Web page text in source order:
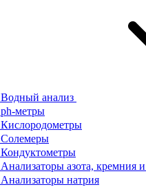
Водный анализ
ph-метры
Кислородометры
Солемеры
Кондуктометры
Анализаторы азота, кремния и
Анализаторы натрия